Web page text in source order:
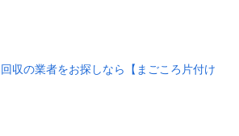
収の業者をお探しなら【まごころ片付け